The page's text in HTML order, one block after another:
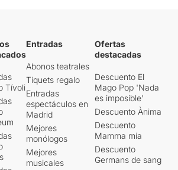
Tívoli
Entradas
Abonos teatrales
Tiquets regalo
Entradas
espectáculos en
Madrid
Mejores
monólogos
Mejores
musicales
Ofertas
destacadas
Descuento El
Mago Pop 'Nada
es imposible'
Descuento Ànima
Descuento
Mamma mia
Descuento
Germans de sang